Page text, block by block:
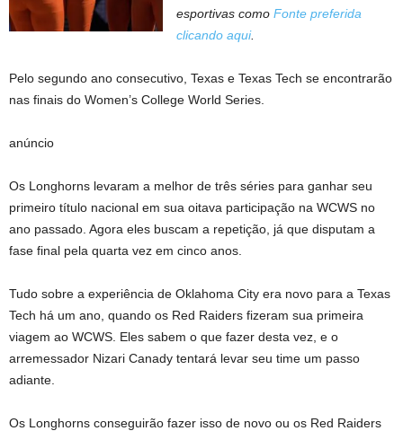
esportivas comoFonte preferida
clicando aqui.
Pelo segundo ano consecutivo, Texas e Texas Tech se encontrarão
nas finais do Women’s College World Series.
anúncio
Os Longhorns levaram a melhor de três séries para ganhar seu
primeiro título nacional em sua oitava participação na WCWS no
ano passado. Agora eles buscam a repetição, já que disputam a
fase final pela quarta vez em cinco anos.
Tudo sobre a experiência de Oklahoma City era novo para a Texas
Tech há um ano, quando os Red Raiders fizeram sua primeira
viagem ao WCWS. Eles sabem o que fazer desta vez, e o
arremessador Nizari Canady tentará levar seu time um passo
adiante.
Os Longhorns conseguirão fazer isso de novo ou os Red Raiders